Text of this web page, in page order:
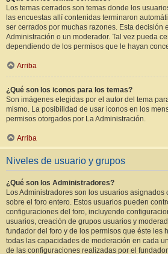
Los temas cerrados son temas donde los
las encuestas allí contenidas terminaron
ser cerrados por muchas razones. Esta decisión
Administración o un moderador. Tal vez pueda
dependiendo de los permisos que le hayan
Arriba
¿Qué son los iconos para los temas?
Son imágenes elegidas por el autor del tema
mismo. La posibilidad de usar iconos en los
permisos otorgados por La Administración.
Arriba
Niveles de usuario y grupos
¿Qué son los Administradores?
Los Administradores son los usuarios asignados
sobre el foro entero. Estos usuarios pueden
configuraciones del foro, incluyendo
usuarios, creación de grupos usuarios y
fundador del foro y de los permisos que éste les
todas las capacidades de moderación en cada
de las configuraciones realizadas por el